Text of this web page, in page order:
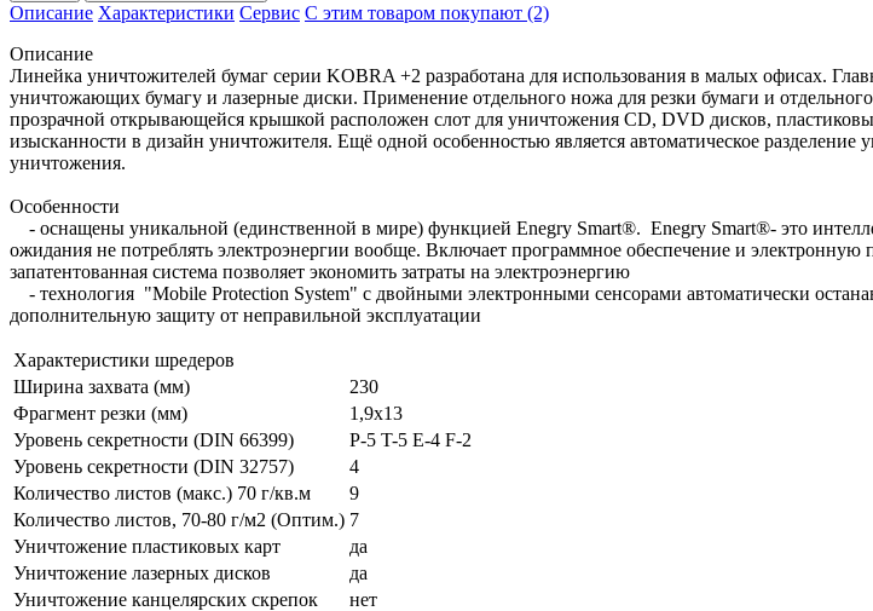
Описание Характеристики Сервис С этим товаром покупают (2)
Описание
Линейка уничтожителей бумаг серии KOBRA +2 разработана для использования в малых офисах.
уничтожающих бумагу и лазерные диски. Применение отдельного ножа для резки бумаги и
прозрачной открывающейся крышкой расположен слот для уничтожения CD, DVD дисков,
изысканности в дизайн уничтожителя. Ещё одной особенностью является автоматическое
уничтожения.
Особенности
- оснащены уникальной (единственной в мире) функцией Enegry Smart®. Enegry Smart®- это
ожидания не потреблять электроэнергии вообще. Включает программное обеспечение и
запатентованная система позволяет экономить затраты на электроэнергию
- технология "Mobile Protection System" с двойными электронными сенсорами автоматически
дополнительную защиту от неправильной эксплуатации
Характеристики шредеров
Ширина захвата (мм)
230
Фрагмент резки (мм)
1,9x13
Уровень секретности (DIN 66399)
P-5 T-5 E-4 F-2
Уровень секретности (DIN 32757)
4
Количество листов (макс.) 70 г/кв.м
9
Количество листов, 70-80 г/м2 (Оптим.) 7
Уничтожение пластиковых карт
да
Уничтожение лазерных дисков
да
Уничтожение канцелярских скрепок
нет